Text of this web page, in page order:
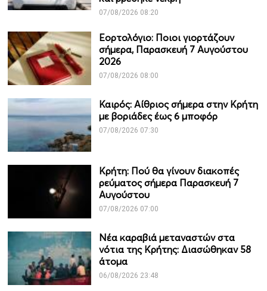
07/08/2026 08:20
Εορτολόγιο: Ποιοι γιορτάζουν
σήμερα, Παρασκευή 7 Αυγούστου
2026
07/08/2026 08:00
Καιρός: Αίθριος σήμερα στην Κρήτη
με βοριάδες έως 6 μποφόρ
07/08/2026 07:30
Κρήτη: Πού θα γίνουν διακοπές
ρεύματος σήμερα Παρασκευή 7
Αυγούστου
07/08/2026 07:00
Νέα καραβιά μεταναστών στα
νότια της Κρήτης: Διασώθηκαν 58
άτομα
06/08/2026 23:48